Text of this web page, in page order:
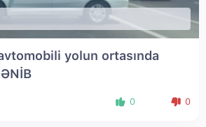
yolun ortasında
0 0